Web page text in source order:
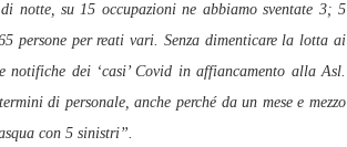
notte, su 15 occupazioni ne abbiamo sventate 3; 5
persone per reati vari. Senza dimenticare la lotta ai
dei ‘casi’ Covid in affiancamento alla Asl.
di personale, anche perché da un mese e mezzo
con 5 sinistri”.